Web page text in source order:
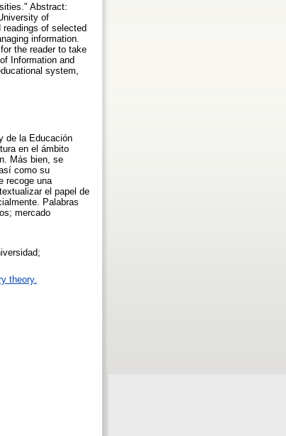
Abstract:
of
of selected
information.
the reader to take
Information and
system,
de la Educación
en el ámbito
Más bien, se
como su
recoge una
el papel de
Palabras
mercado
theory.